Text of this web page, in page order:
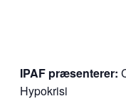
IPAF præsenterer:
Hypokrisi